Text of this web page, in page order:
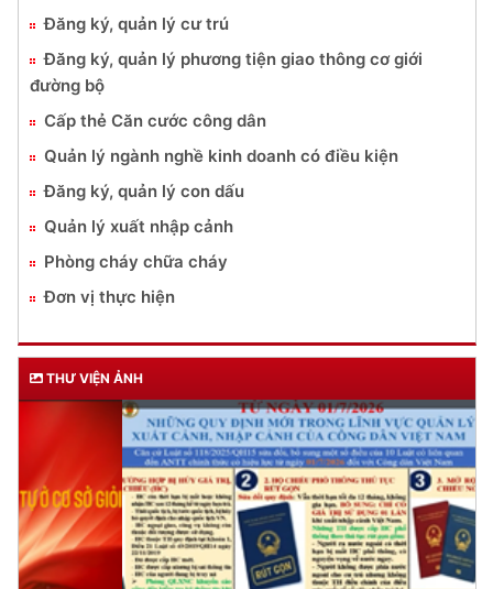
Đăng ký, quản lý cư trú
Đăng ký, quản lý phương tiện giao thông cơ giới
đường bộ
Cấp thẻ Căn cước công dân
Quản lý ngành nghề kinh doanh có điều kiện
Đăng ký, quản lý con dấu
Quản lý xuất nhập cảnh
Phòng cháy chữa cháy
Đơn vị thực hiện
THƯ VIỆN ẢNH